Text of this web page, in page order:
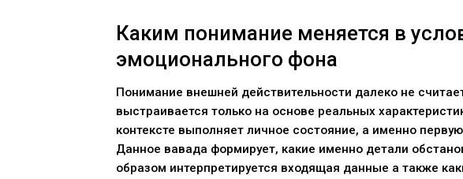
Каким понимание меняется в
эмоционального фона
Понимание внешней действительности далеко не
выстраивается только на основе реальных
контексте выполняет личное состояние, а именно
Данное вавада формирует, какие именно детали
образом интерпретируется входящая данные а также